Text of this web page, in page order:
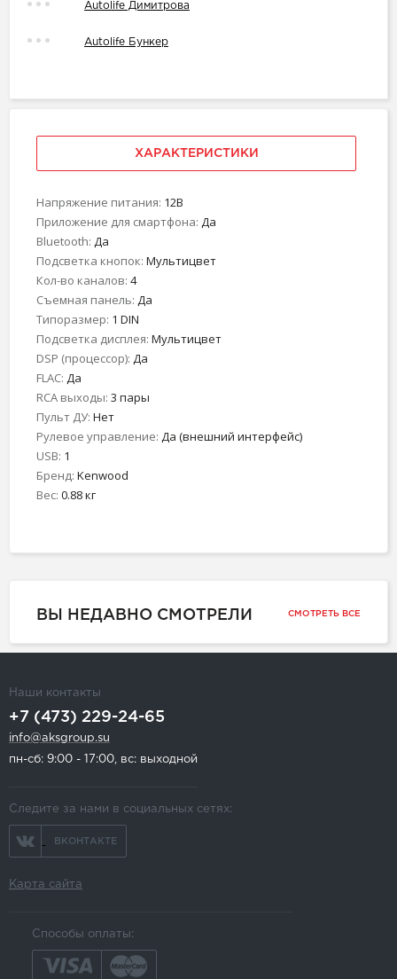
Autolife Димитрова
Autolife Бункер
ХАРАКТЕРИСТИКИ
Напряжение питания: 12В
Приложение для смартфона: Да
Bluetooth: Да
Подсветка кнопок: Мультицвет
Кол-во каналов: 4
Съемная панель: Да
Типоразмер: 1 DIN
Подсветка дисплея: Мультицвет
DSP (процессор): Да
FLAC: Да
RCA выходы: 3 пары
Пульт ДУ: Нет
Рулевое управление: Да (внешний интерфейс)
USB: 1
Бренд: Kenwood
Вес: 0.88 кг
ВЫ НЕДАВНО СМОТРЕЛИ СМОТРЕТЬ ВСЕ
Наши контакты
+7 (473) 229-24-65
info@aksgroup.su
пн-сб: 9:00 - 17:00, вс: выходной
Следите за нами в социальных сетях:
ВКОНТАКТЕ
Карта сайта
Способы оплаты: